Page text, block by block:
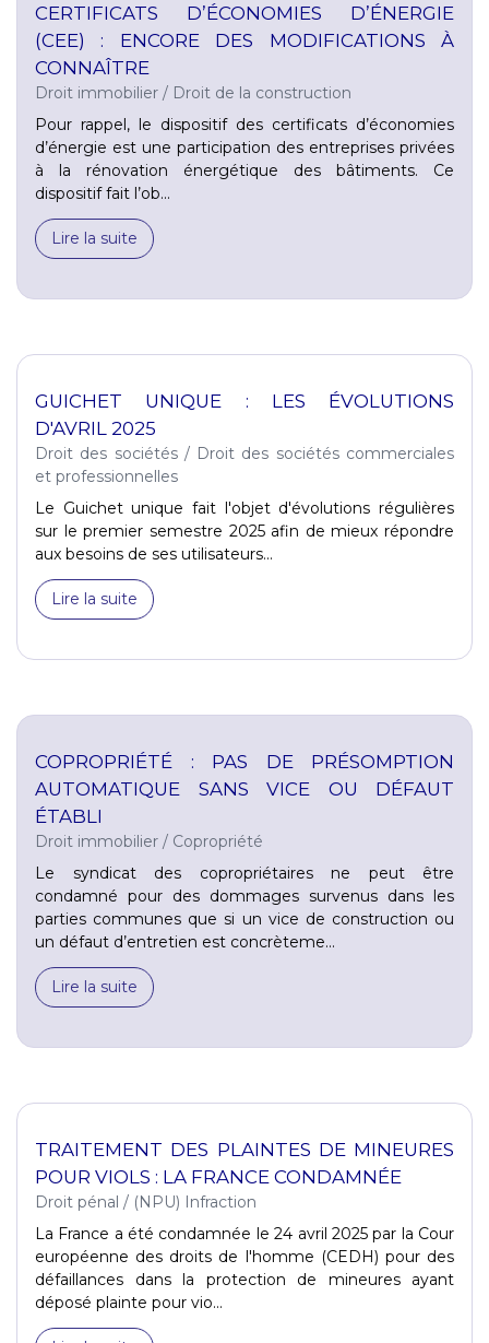
CERTIFICATS D’ÉCONOMIES D’ÉNERGIE
(CEE) : ENCORE DES MODIFICATIONS À
CONNAÎTRE
Droit immobilier / Droit de la construction
Pour rappel, le dispositif des certificats d’économies
d’énergie est une participation des entreprises privées
à la rénovation énergétique des bâtiments. Ce
dispositif fait l’ob...
Lire la suite
GUICHET UNIQUE : LES ÉVOLUTIONS
D'AVRIL 2025
Droit des sociétés/ Droit des sociétés commerciales
et professionnelles
Le Guichet unique fait l'objet d'évolutions régulières
sur le premier semestre 2025 afin de mieux répondre
aux besoins de ses utilisateurs...
Lire la suite
COPROPRIÉTÉ : PAS DE PRÉSOMPTION
AUTOMATIQUE SANS VICE OU DÉFAUT
ÉTABLI
Droit immobilier / Copropriété
Le syndicat des copropriétaires ne peut être
condamné pour des dommages survenus dans les
parties communes que si un vice de construction ou
un défaut d’entretien est concrèteme...
Lire la suite
TRAITEMENT DES PLAINTES DE MINEURES
POUR VIOLS : LA FRANCE CONDAMNÉE
Droit pénal / (NPU) Infraction
La France a été condamnée le 24 avril 2025 par la Cour
européenne des droits de l'homme (CEDH) pour des
défaillances dans la protection de mineures ayant
déposé plainte pour vio...